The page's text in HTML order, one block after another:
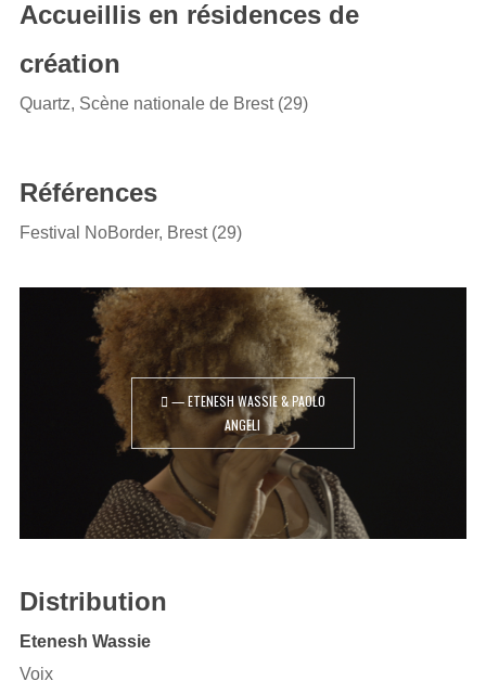
Accueillis en résidences de
création
Quartz, Scène nationale de Brest (29)
Références
Festival NoBorder, Brest (29)
— ETENESH WASSIE & PAOLO
ANGELI
Distribution
Etenesh Wassie
Voix